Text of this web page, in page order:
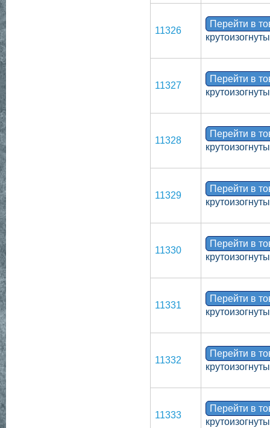
11326
Перейти в
11327
Перейти в
11328
Перейти в
11329
Перейти в
11330
Перейти в
11331
Перейти в
11332
Перейти в
11333
Перейти в